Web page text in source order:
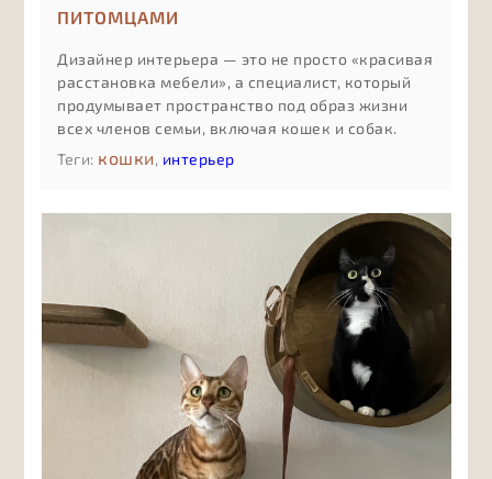
ПИТОМЦАМИ
Дизайнер интерьера — это не просто «красивая
расстановка мебели», а специалист, который
продумывает пространство под образ жизни
всех членов семьи, включая кошек и собак.
Если в доме есть животные, ошибки в
планировке и материалах стоят дороже:
питомцами, постоянная уборка и небезопасные
Теги: кошки, интерьер